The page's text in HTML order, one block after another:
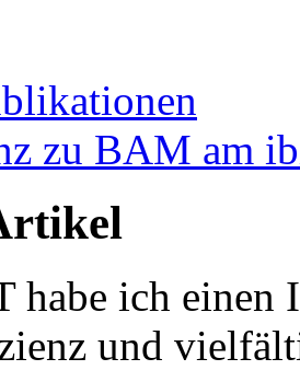
zu BAM am
habe ich einen
und